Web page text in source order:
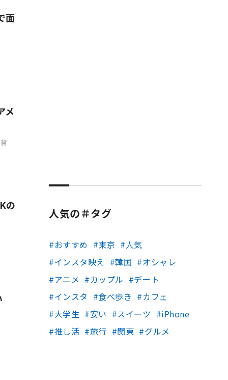
面
メ
の
人気の＃タグ
おすすめ 東京
人気
インスタ映え
韓国
オシャレ
アニメ
カップル
デート
インスタ
食べ歩き
カフェ
大学生
安い スイーツ
iPhone
推し活
旅行 関東 グルメ